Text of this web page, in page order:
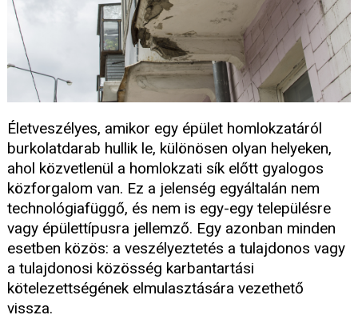
Életveszélyes, amikor egy épület homlokzatáról
burkolatdarab hullik le, különösen olyan helyeken,
ahol közvetlenül a homlokzati sík előtt gyalogos
közforgalom van. Ez a jelenség egyáltalán nem
technológiafüggő, és nem is egy-egy településre
vagy épülettípusra jellemző. Egy azonban minden
esetben közös: a veszélyeztetés a tulajdonos vagy
a tulajdonosi közösség karbantartási
kötelezettségének elmulasztására vezethető
vissza.